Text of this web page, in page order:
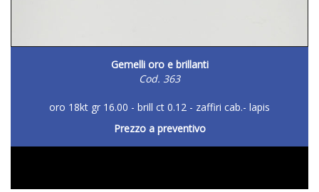
Gemelli oro e brillanti
Cod. 363
oro 18kt gr 16.00 - brill ct 0.12 - zaffiri cab.- lapis
Prezzo a preventivo